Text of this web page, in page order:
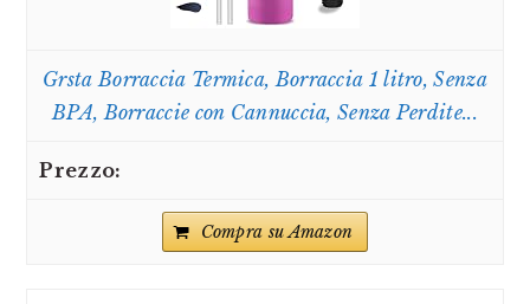
Grsta Borraccia Termica, Borraccia 1 litro, Senza
BPA, Borraccie con Cannuccia, Senza Perdite...
Compra su Amazon